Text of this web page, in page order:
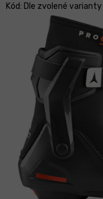
Kód: Dle zvolené varianty